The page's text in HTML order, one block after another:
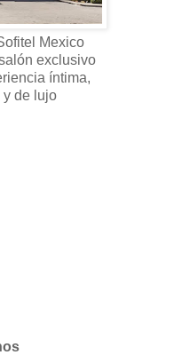
Mexico
exclusivo
íntima,
y de lujo